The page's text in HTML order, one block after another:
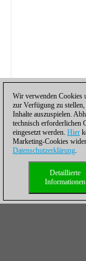
Wir verwenden Cookies
zur Verfügung zu
Inhalte auszuspielen.
technisch erforderlichen
eingesetzt werden. Hier
Marketing-Cookies
Datenschutzerklärung.
Detaillierte
Informationen